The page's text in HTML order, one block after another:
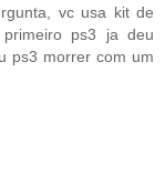
vc usa kit de
ps3 ja deu
ps3 morrer com um